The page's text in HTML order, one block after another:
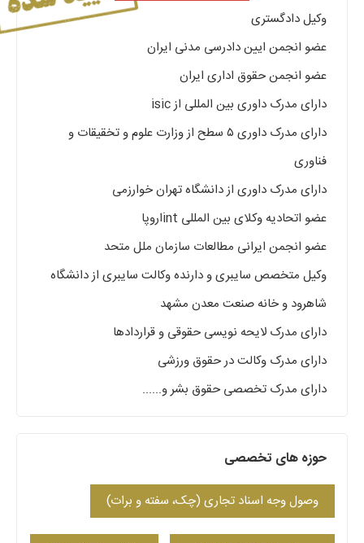
وکیل دادگستری
عضو انجمن ایین دادرسی مدنی ایران
عضو انجمن حقوق اداری ایران
دارای مدرک داوری بین المللی از isic
دارای مدرک داوری ۵ سطح از وزارت علوم و تخقیقات و
فناوری
دارای مدرک داوری از دانشگاه تهران خوارزمی
عضو اتحادیه وکلای بین المللی intاروپا
عضو انجمن ایرانی مطالعات سازمان ملل متحد
وکیل متخصص سایبری و دارنده وکالت سایبری از دانشگاه
شاهرود و خانه صنعت معدن مشهد
دارای مدرک لایحه نویسی حقوقی و قراردادها
دارای مدرک وکالت در حقوق ورزشی
دارای مدرک تخصصی حقوق بشر و......
حوزه های تخصصی
وصول وجه اسناد تجاری (چک، سفته و برات)